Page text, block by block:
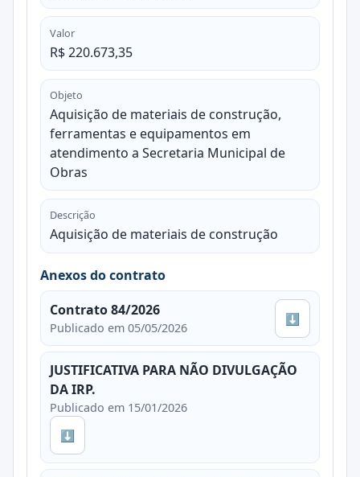
Valor
R$ 220.673,35
Objeto
Aquisição de materiais de construção,
ferramentas e equipamentos em
atendimento a Secretaria Municipal de
Obras
Descrição
Aquisição de materiais de construção
Anexos do contrato
Contrato 84/2026
Publicado em 05/05/2026
⬇
JUSTIFICATIVA PARA NÃO DIVULGAÇÃO
DA IRP.
Publicado em 15/01/2026
⬇